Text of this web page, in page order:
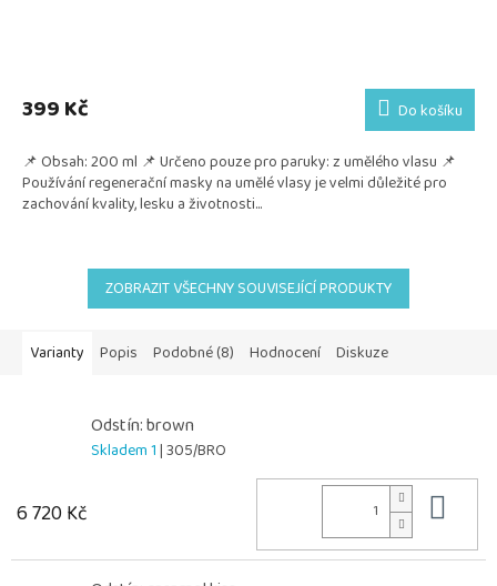
399 Kč Do košíku
📌 Obsah: 200 ml 📌 Určeno pouze pro paruky: z umělého vlasu 📌
Používání regenerační masky na umělé vlasy je velmi důležité pro
zachování kvality, lesku a životnosti...
ZOBRAZIT VŠECHNY SOUVISEJÍCÍ PRODUKTY
Varianty Popis Podobné (8) Hodnocení Diskuze
Odstín: brown
Skladem 1| 305/BRO
6 720 Kč